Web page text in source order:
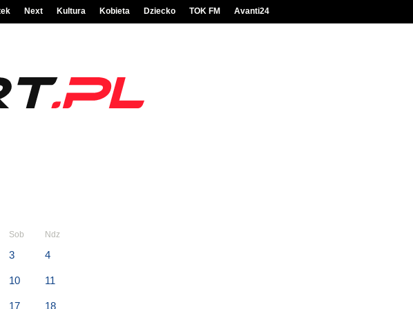
Next Kultura Kobieta Dziecko TOK FM Avanti24
Sob Ndz
3 4
10 11
17 18